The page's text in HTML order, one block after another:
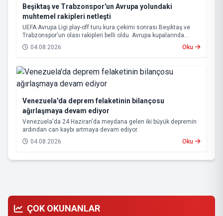
Beşiktaş ve Trabzonspor'un Avrupa yolundaki
muhtemel rakipleri netleşti
UEFA Avrupa Ligi play-off turu kura çekimi sonrası Beşiktaş ve
Trabzonspor'un olası rakipleri belli oldu. Avrupa kupalarında
yoluna devam eden Beşiktaş ve Trabzonspor, grup aşamasına
kalabilmek için kritik eşleşmelerle karşı karşıya gelecek.
04.08.2026 Oku
Venezuela'da deprem felaketinin bilançosu
ağırlaşmaya devam ediyor
Venezuela'da 24 Haziran'da meydana gelen iki büyük depremin
ardından can kaybı artmaya devam ediyor.
04.08.2026
Oku
ÇOK OKUNANLAR